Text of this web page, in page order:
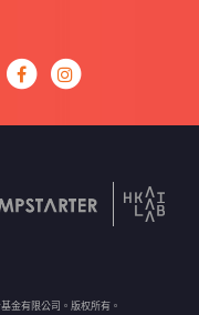
金有限公司。版权所有。